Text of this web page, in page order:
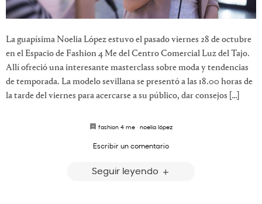
La guapísima Noelia López estuvo el pasado viernes 28 de octubre
en el Espacio de Fashion 4 Me del Centro Comercial Luz del Tajo.
Allí ofreció una interesante masterclass sobre moda y tendencias
de temporada. La modelo sevillana se presentó a las 18.00 horas de
la tarde del viernes para acercarse a su público, dar consejos […]
fashion 4 me · noelia lópez
Escribir un comentario
Seguir leyendo